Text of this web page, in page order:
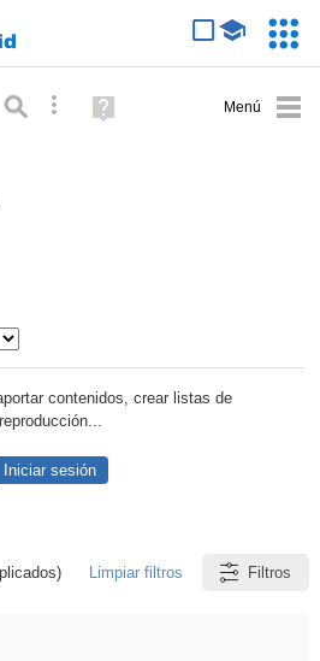
Búsqueda avanzada
Ayuda
(en
contenidos, crear listas de
reproducción...
Iniciar sesión
Limpiar filtros Filtros